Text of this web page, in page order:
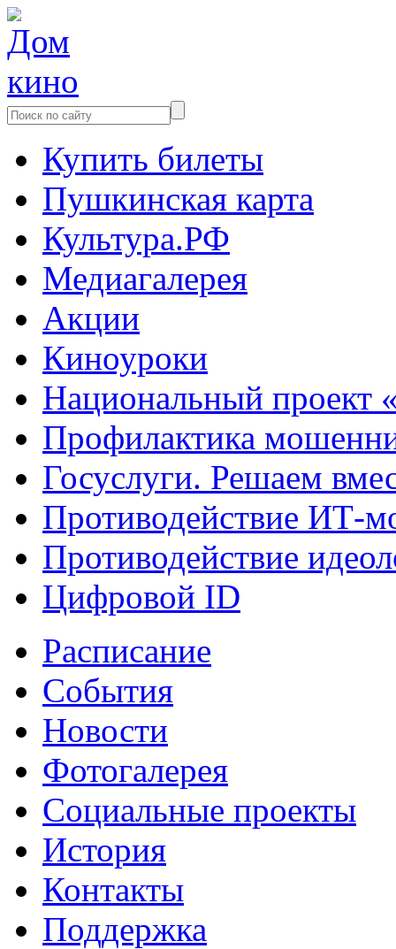
Купить билеты
Пушкинская карта
Культура.РФ
Медиагалерея
Акции
Киноуроки
Национальный проект
Профилактика
Госуслуги. Решаем
Противодействие ИТ-
Противодействие
Цифровой ID
Расписание
События
Новости
Фотогалерея
Социальные проекты
История
Контакты
Поддержка